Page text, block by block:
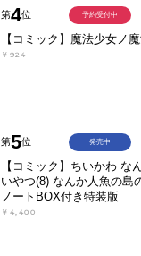
第4位
【コミック】魔法少女ノ
￥924
予約受付中
第5位
【コミック】ちいかわ な
いやつ(8) なんか人魚の島
ノートBOX付き特装版
￥4,400
発売中